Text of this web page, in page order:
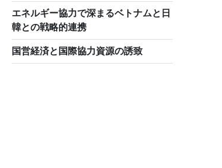
強化
エネルギー協力で深まるベトナムと日
韓との戦略的連携
国営経済と国際協力資源の誘致